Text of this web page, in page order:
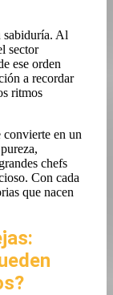
sabiduría. Al
sector
ese orden
a recordar
ritmos
convierte en un
chefs
Con cada
que nacen